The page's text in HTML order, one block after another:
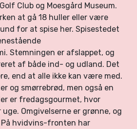
Club og Moesgård Museum.
at gå 18 huller eller være
for at spise her. Spisestedet
Stemningen er afslappet, og
af både ind- og udland. Det
end at alle ikke kan være med.
og smørrebrød, men også en
er fredagsgourmet, hvor
Omgivelserne er grønne, og
hvidvins-fronten har